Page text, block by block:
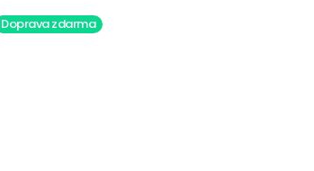
Doprava zdarma